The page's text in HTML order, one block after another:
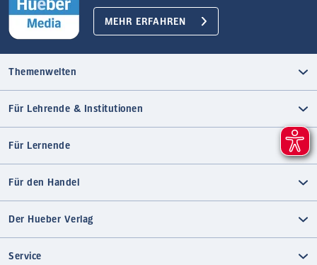
MEHR ERFAHREN
Themenwelten
Für Lehrende & Institutionen
Für Lernende
Für den Handel
Der Hueber Verlag
Service